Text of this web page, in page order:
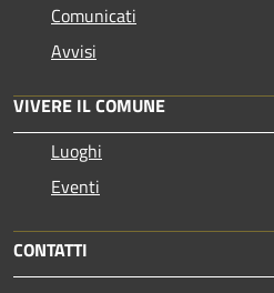
Comunicati
Avvisi
VIVERE IL COMUNE
Luoghi
Eventi
CONTATTI